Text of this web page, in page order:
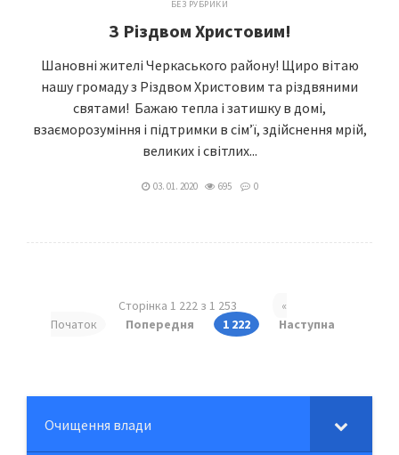
БЕЗ РУБРИКИ
З Різдвом Христовим!
Шановні жителі Черкаського району! Щиро вітаю
нашу громаду з Різдвом Христовим та різдвяними
святами! Бажаю тепла і затишку в домі,
взаєморозуміння і підтримки в сім’ї, здійснення мрій,
великих і світлих...
03. 01. 2020 695 0
Сторінка 1 222 з 1 253
«
Початок
Попередня 1 222 Наступна
Очищення влади